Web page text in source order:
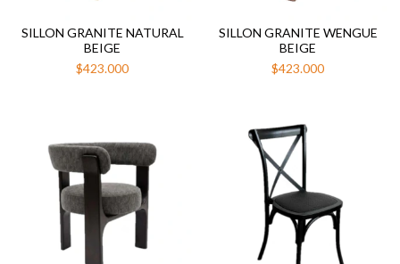
SILLON GRANITE NATURAL
BEIGE
$423.000
SILLON GRANITE WENGUE
BEIGE
$423.000